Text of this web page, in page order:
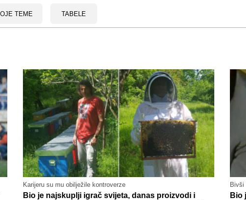
TEME TABELE
Karijeru su mu obilježile kontroverze
Bio je najskuplji igrač svijeta, danas proizvodi i
Bivši
Bio